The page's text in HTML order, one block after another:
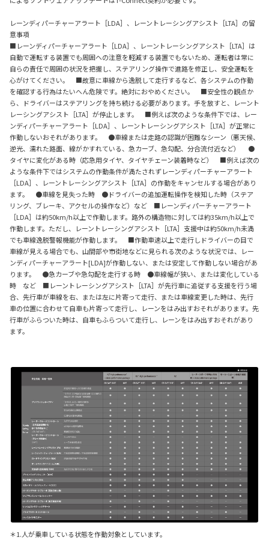
レーンディパーチャーアラート［LDA］、レーントレーシングアシスト［LTA］の留
意事項
■レーンディパーチャーアラート［LDA］、レーントレーシングアシスト［LTA］は
自動で運転する装置でも周囲への注意を軽減する装置でもないため、運転者は常に
自らの責任で周囲の状況を把握し、ステアリング操作で進路を修正し、安全運転を
心がけてください。 ■故意に車線から逸脱して走行するなど、各システムの作動
を確認する行為はたいへん危険です。絶対におやめください。 ■安全性の観点か
ら、ドライバーはステアリングを持ち続ける必要があります。手を放すと、レーント
レーシングアシスト［LTA］が停止します。 ■例えば次のような条件下では、レー
ンディパーチャーアラート［LDA］、レーントレーシングアシスト［LTA］が正常に
作動しないおそれがあります。 ●車線または走路の認識が困難なシーン（悪天候、
逆光、濡れた路面、線がかすれている、急カーブ、急勾配、分合流付近など） ●
タイヤに変化がある時（応急用タイヤ、タイヤチェーン装着時など） ■例えば次の
ような条件下ではシステムの作動条件が満たされずレーンディパーチャーアラート
［LDA］、レーントレーシングアシスト［LTA］の作動をキャンセルする場合があり
ます。 ●車線を見失った時 ●ドライバーの追加運転操作を検知した時（ステア
リング、ブレーキ、アクセルの操作など）など ■レーンディパーチャーアラート
［LDA］は約50km/h以上で作動します。路外の構造物に対しては約35km/h以上で
作動します。ただし、レーントレーシングアシスト［LTA］支援中は約50km/h未満
でも車線逸脱警報機能が作動します。 ■作動車速以上で走行しドライバーの目で
車線が見える場合でも、山間部や市街地などに見られる次のような状況では、レー
ンディパーチャーアラート[LDA]が作動しない、または安定して作動しない場合があ
ります。 ●急カーブや急勾配を走行する時 ●車線幅が狭い、または変化している
時 など ■レーントレーシングアシスト［LTA］が先行車に追従する支援を行う場
合、先行車が車線を右、または左に片寄って走行、または車線変更した時は、先行
車の位置に合わせて自車も片寄って走行し、レーンをはみ出すおそれがあります。先
行車がふらついた時は、自車もふらついて走行し、レーンをはみ出すおそれがあり
ます。
＊1.人が乗車している状態を作動対象としています。